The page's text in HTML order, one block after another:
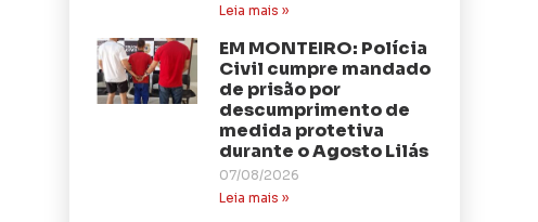
Leia mais »
EM MONTEIRO: Polícia
Civil cumpre mandado
de prisão por
descumprimento de
medida protetiva
durante o Agosto Lilás
07/08/2026
Leia mais »